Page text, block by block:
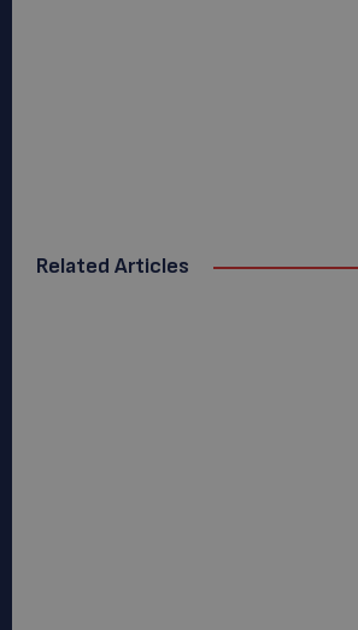
Related Articles